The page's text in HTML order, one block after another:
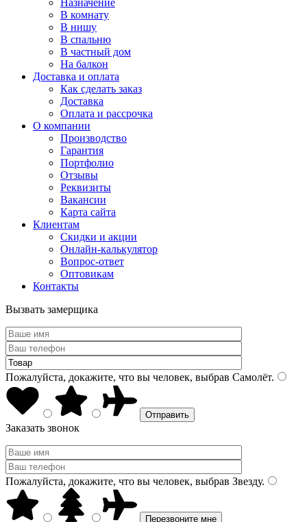
Назначение
В комнату
В нишу
В спальню
В частный дом
На балкон
Доставка и оплата
Как сделать заказ
Доставка
Оплата и рассрочка
О компании
Производство
Гарантия
Портфолио
Отзывы
Реквизиты
Вакансии
Карта сайта
Клиентам
Скидки и акции
Онлайн-калькулятор
Вопрос-ответ
Оптовикам
Контакты
Вызвать замерщика
Пожалуйста, докажите, что вы человек, выбрав Самолёт.
Заказать звонок
Пожалуйста, докажите, что вы человек, выбрав Звезду.